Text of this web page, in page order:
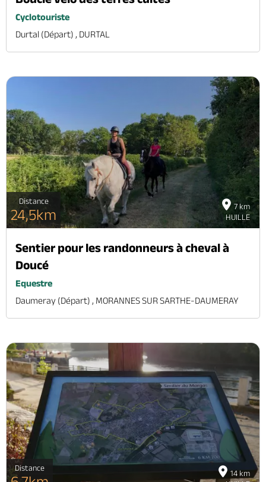
Cyclotouriste
Durtal (départ) , DURTAL
7 km
HUILLE
Distance
24,5km
Sentier pour les randonneurs à cheval à
Doucé
Equestre
Daumeray (départ) , MORANNES SUR SARTHE-DAUMERAY
14 km
Distance